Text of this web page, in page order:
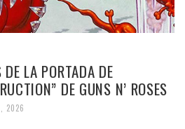
LA PORTADA DE
DE GUNS N’ ROSES
2026